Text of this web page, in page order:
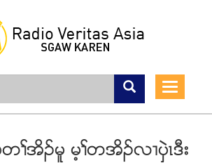
Toggle
ႈအိဥမူ မ့ႈတအိဥလ႕ပွဲၚဒီး